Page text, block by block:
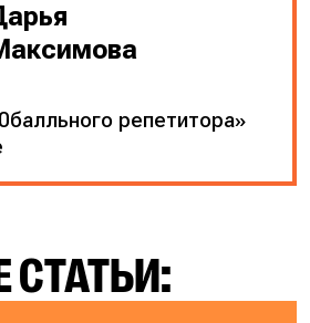
репетитора»